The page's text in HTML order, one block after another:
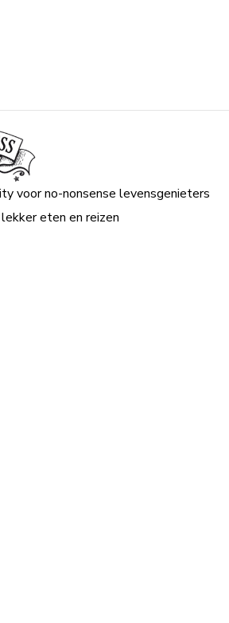
voor no-nonsense levensgenieters
eten en reizen